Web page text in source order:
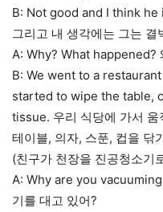
B: Not good and I think he
그리고 내 생각에는 그는 결
A: Why? What happened?
B: We went to a
started to wipe the table,
tissue. 우리 식당에 가서 움
테이블, 의자, 스푼, 컵을 닦
(친구가 천장을 진공청소기
A: Why are you
기를 대고 있어?